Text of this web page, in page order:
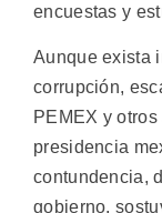
encuestas y
Aunque exista
corrupción,
PEMEX y
presidencia
contundencia,
gobierno,